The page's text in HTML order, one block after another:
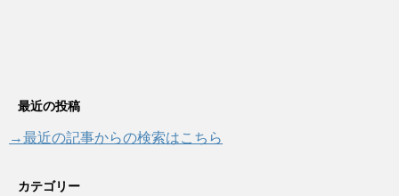
最近の投稿
→最近の記事からの検索はこちら
カテゴリー